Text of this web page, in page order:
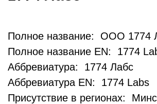
Полное название: ООО 1774
Полное название EN: 1774
Аббревиатура: 1774 Лабс
Аббревиатура EN: 1774 Labs
Присутствие в регионах: